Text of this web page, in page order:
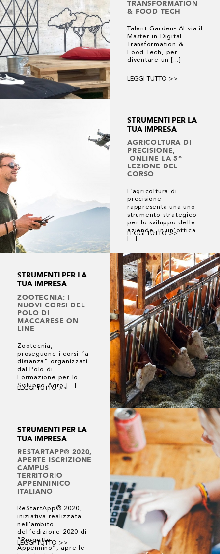
TRANSFORMATION
& FOOD TECH
Talent Garden- Al via il
Master in Digital
Transformation &
Food Tech, per
diventare un [...]
LEGGI TUTTO >>
STRUMENTI PER LA
TUA IMPRESA
AGRICOLTURA DI
PRECISIONE,
ONLINE LA 5^
LEZIONE DEL
CORSO
L’agricoltura di
precisione
rappresenta una uno
strumento strategico
per lo sviluppo delle
aziende, in un’ottica
[...]
LEGGI TUTTO >>
STRUMENTI PER LA
TUA IMPRESA
ZOOTECNIA: I
NUOVI CORSI DEL
POLO DI
MACCARESE ON
LINE
Zootecnia,
proseguono i corsi “a
distanza” organizzati
dal Polo di
Formazione per lo
Sviluppo Agro [...]
LEGGI TUTTO >>
STRUMENTI PER LA
TUA IMPRESA
RESTARTAPP® 2020,
APERTE ISCRIZIONE
CAMPUS
TERRITORIO
APPENNINICO
ITALIANO
ReStartApp® 2020,
iniziativa realizzata
nell'ambito
dell’edizione 2020 di
“Progetto
Appennino”, apre le
LEGGI TUTTO >>